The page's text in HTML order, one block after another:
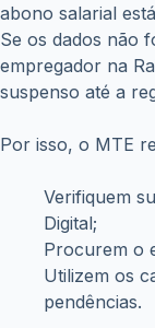
abono salarial
Se os dados não
empregador na
suspenso até a
Por isso, o MTE
Verifiquem
Digital;
Procurem o
Utilizem os
pendências.